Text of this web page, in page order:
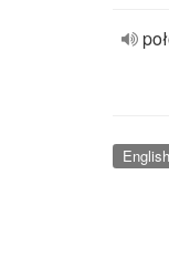
English